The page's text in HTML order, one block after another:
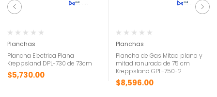
Planchas
Plancha Electrica Plana
Kreppsland DPL-730 de 73cm
$5,730.00
Planchas
Plancha de Gas Mitad plana y
mitad ranurada de 75 cm
Kreppsland GPL-750-2
$8,596.00